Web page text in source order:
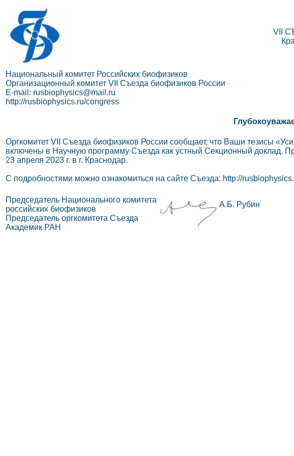
VII
Национальный комитет Российских биофизиков
Организационный комитет VII Съезда биофизиков России
E-mail: rusbiophysics@mail.ru
http://rusbiophysics.ru/congress
Оргкомитет VII Съезда биофизиков России сообщает, что Ваши тезисы
включены в Научную программу Съезда как устный Секционный доклад.
23 апреля 2023 г. в г. Краснодар.
С подробностями можно ознакомиться на сайте Съезда: http://
Председатель Национального комитета
российских биофизиков
Председатель оргкомитета Съезда
Академик РАН
А.Б. Рубин